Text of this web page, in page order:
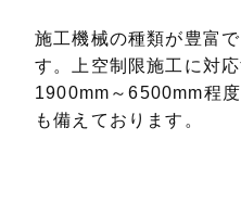
施工機械の種類が豊富
す。上空制限施工に対
1900mm～6500mm程
も備えております。